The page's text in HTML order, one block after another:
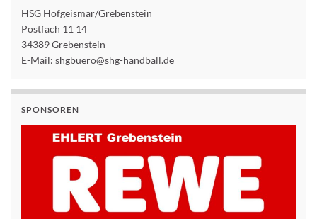
HSG Hofgeismar/Grebenstein
Postfach 11 14
34389 Grebenstein
E-Mail: shgbuero@shg-handball.de
SPONSOREN